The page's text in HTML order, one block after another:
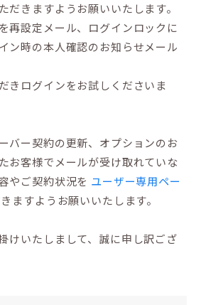
だきますようお願いいたします。
再設定メール、ログインロックに
ン時の本人確認のお知らせメール
きログインをお試しくださいま
バー契約の更新、オプションのお
お客様でメールが受け取れていな
やご契約状況を ユーザー専用ペー
ますようお願いいたします。
けいたしまして、誠に申し訳ござ